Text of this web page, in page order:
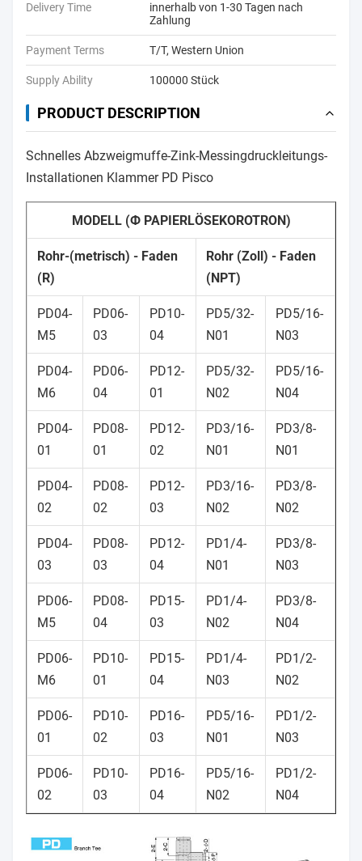
Delivery Time
innerhalb von 1-30 Tagen nach
Zahlung
Payment Terms T/T, Western Union
Supply Ability 100000 Stück
PRODUCT DESCRIPTION
Schnelles Abzweigmuffe-Zink-Messingdruckleitungs-
Installationen Klammer PD Pisco
MODELL (Ф PAPIERLÖSEKOROTRON)
Rohr-(metrisch) - Faden
(R)
Rohr (Zoll) - Faden
(NPT)
PD04-
M5
PD06-
03
PD10-
04
PD5/32-
N01
PD5/16-
N03
PD04-
M6
PD06-
04
PD12-
01
PD5/32-
N02
PD5/16-
N04
PD04-
01
PD08-
01
PD12-
02
PD3/16-
N01
PD3/8-
N01
PD04-
02
PD08-
02
PD12-
03
PD3/16-
N02
PD3/8-
N02
PD04-
03
PD08-
03
PD12-
04
PD1/4-
N01
PD3/8-
N03
PD06-
M5
PD08-
04
PD15-
03
PD1/4-
N02
PD3/8-
N04
PD06-
M6
PD10-
01
PD15-
04
PD1/4-
N03
PD1/2-
N02
PD06-
01
PD10-
02
PD16-
03
PD5/16-
N01
PD1/2-
N03
PD06-
02
PD10-
03
PD16-
04
PD5/16-
N02
PD1/2-
N04